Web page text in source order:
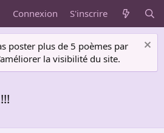
Connexion S'inscrire
poster plus de 5 poèmes par
la visibilité du site.